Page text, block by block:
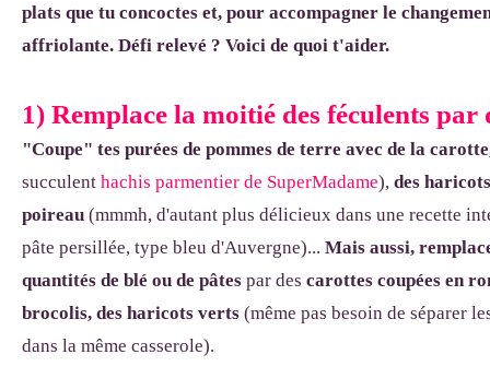
plats que tu concoctes et, pour accompagner le
affriolante. Défi relevé ? Voici de quoi t'aider.
1) Remplace la moitié des féculents par
"Coupe" tes purées de pommes de terre avec de la
succulent hachis parmentier de SuperMadame), des
poireau (mmmh, d'autant plus délicieux dans une recette
pâte persillée, type bleu d'Auvergne)... Mais aussi,
quantités de blé ou de pâtes par des carottes coupées en
brocolis, des haricots verts (même pas besoin de séparer
dans la même casserole).